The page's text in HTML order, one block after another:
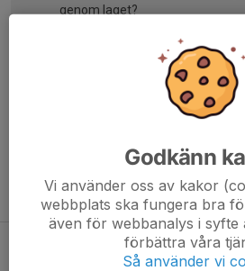
genom laget?
21 jun, 14:25
Hej! Gå in på lagets sida här på
nyhetsflödet där 😊
Tidigare nyheter
Dragning av supporterlotteri
14 jun, 11:44 0
Godkänn
Vi använder oss av kakor
webbplats ska fungera bra
även för webbanalys i syfte
förbättra våra
Så använder vi